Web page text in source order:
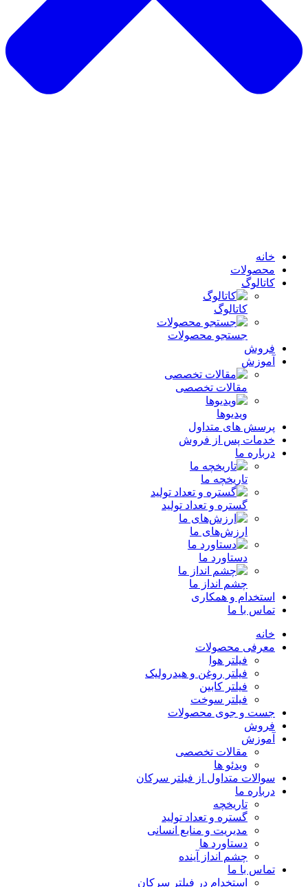
خانه
محصولات
کاتالوگ
کاتالوگ
جستجو محصولات
فروش
آموزش
مقالات تخصصی
ویدیوها
پرسش های متداول
خدمات پس از فروش
درباره ما
تاریخچه ما
گستره و تعداد تولید
ارزش‌های ما
دستاورد ما
چشم انداز ما
استخدام و همکاری
تماس با ما
خانه
معرفی محصولات
فیلتر هوا
فیلتر روغن و هیدرولیک
فیلتر کابین
فیلتر سوخت
جست و جوی محصولات
فروش
آموزش
مقالات تخصصی
ویدئو ها
سوالات متداول از فیلتر سرکان
درباره ما
تاریخچه
گستره و تعداد تولید
مدیریت و منابع انسانی
دستاورد ها
چشم انداز آینده
تماس با ما
استخدام در فیلتر سرکان